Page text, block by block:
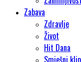
Zabava
Zdravlje
Život
Hit Dana
Smješni